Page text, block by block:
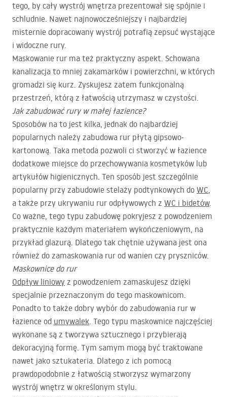
tego, by cały wystrój wnętrza prezentował się spójnie i
schludnie. Nawet najnowocześniejszy i najbardziej
misternie dopracowany wystrój potrafią zepsuć wystające
i widoczne rury.
Maskowanie rur ma też praktyczny aspekt. Schowana
kanalizacja to mniej zakamarków i powierzchni, w których
gromadzi się kurz. Zyskujesz zatem funkcjonalną
przestrzeń, którą z łatwością utrzymasz w czystości.
Jak zabudować rury w małej łazience?
Sposobów na to jest kilka, jednak do najbardziej
popularnych należy zabudowa rur płytą gipsowo-
kartonową. Taka metoda pozwoli ci stworzyć w łazience
dodatkowe miejsce do przechowywania kosmetyków lub
artykułów higienicznych. Ten sposób jest szczególnie
popularny przy zabudowie stelaży podtynkowych do WC,
a także przy ukrywaniu rur odpływowych z WC i bidetów.
Co ważne, tego typu zabudowę pokryjesz z powodzeniem
praktycznie każdym materiałem wykończeniowym, na
przykład glazurą. Dlatego tak chętnie używana jest ona
również do zamaskowania rur od wanien czy pryszniców.
Maskownice do rur
Odpływ liniowy z powodzeniem zamaskujesz dzięki
specjalnie przeznaczonym do tego maskownicom.
Ponadto to także dobry wybór do zabudowania rur w
łazience od umywalek. Tego typu maskownice najczęściej
wykonane są z tworzywa sztucznego i przybierają
dekoracyjną formę. Tym samym mogą być traktowane
nawet jako sztukateria. Dlatego z ich pomocą
prawdopodobnie z łatwością stworzysz wymarzony
wystrój wnętrz w określonym stylu.